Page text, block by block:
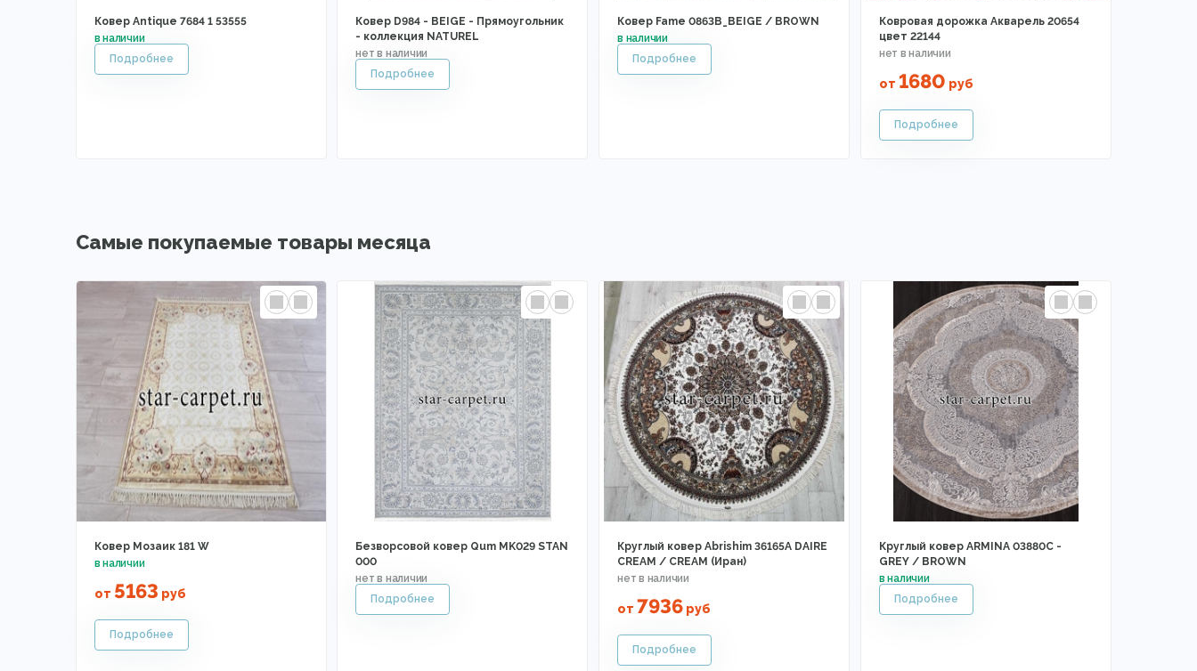
Ковер Antique 7684 1 53555
Ковер D984 - BEIGE - Прямоугольник
- коллекция NATUREL
Ковер Fame 0863B_BEIGE / BROWN
Ковровая дорожка Акварель 20654
цвет 22144
от 1680 руб
Самые покупаемые товары месяца
Ковер Мозаик 181 W
от 5163 руб
Безворсовой ковер Qum MK029 STAN
000
Круглый ковер Abrishim 36165A DAIRE
CREAM / CREAM (Иран)
от 7936 руб
Круглый ковер ARMINA 03880C -
GREY / BROWN